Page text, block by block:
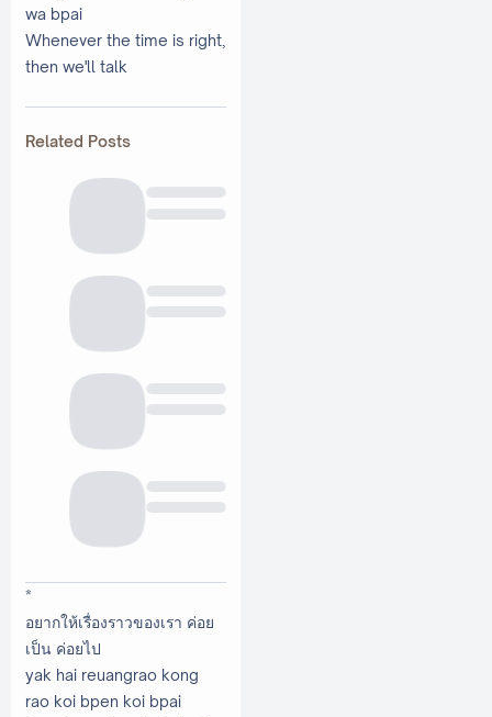
wa bpai
Whenever the time is right,
then we'll talk
Related Posts
*
อยากให้เรื่องราวของเรา ค่อย
เป็น ค่อยไป
yak hai reuangrao kong
rao koi bpen koi bpai